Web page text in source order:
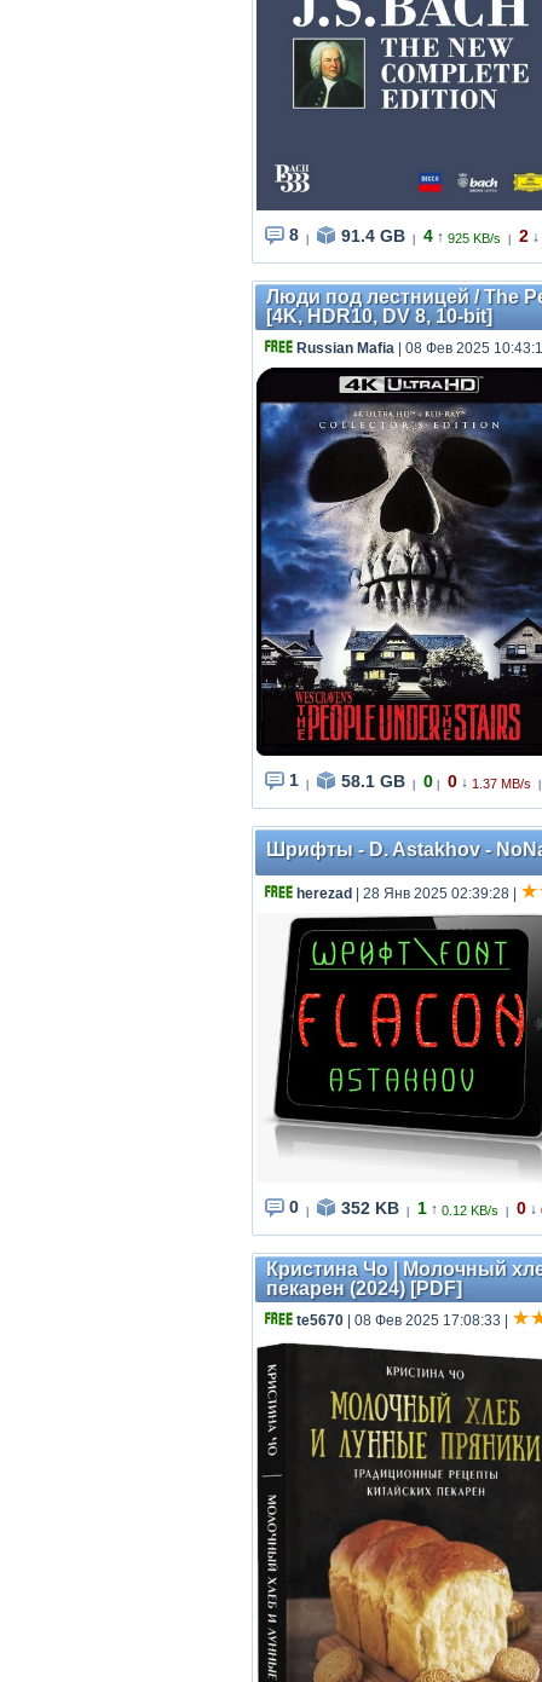
8 91.4 GB 4 ↑ 925 KB/s 2 ↓
Люди под лестницей / The
[4K, HDR10, DV 8, 10-bit]
Russian Mafia | 08 Фев 2025
1 58.1 GB 0 0 ↓ 1.37 MB/s
Шрифты - D. Astakhov -
herezad | 28 Янв 2025 02:39:28
0 352 KB 1 ↑ 0.12 KB/s 0 ↓
Кристина Чо | Молочный
пекарен (2024) [PDF]
te5670 | 08 Фев 2025 17:08:33